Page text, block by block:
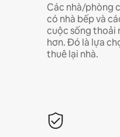
Các nhà/phòng
có nhà bếp và
cuộc sống thoải
hơn. Đó là lựa
thuê lại nhà.